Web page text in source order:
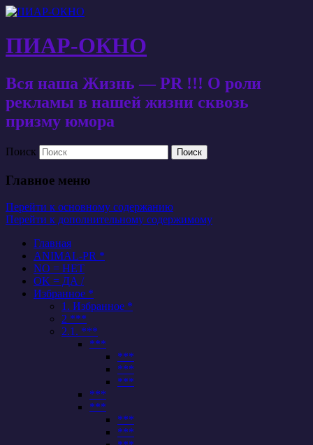
ПИАР-ОКНО
Вся наша Жизнь — PR !!! О роли
рекламы в нашей жизни сквозь
призму юмора
Поиск
Главное меню
Перейти к основному содержанию
Перейти к дополнительному содержимому
Главная
ANIMAL-PR *
NO = НЕТ
OK = ДА /
Избранное *
1. Избранное *
2 ***
2.1. ***
***
***
***
***
***
***
***
***